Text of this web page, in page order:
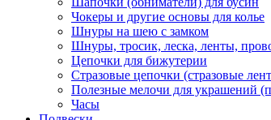
Чокеры и другие основы для колье
Шнуры на шею с замком
Шнуры, тросик, леска, ленты,
Цепочки для бижутерии
Стразовые цепочки (стразовые
Полезные мелочи для украшений
Часы